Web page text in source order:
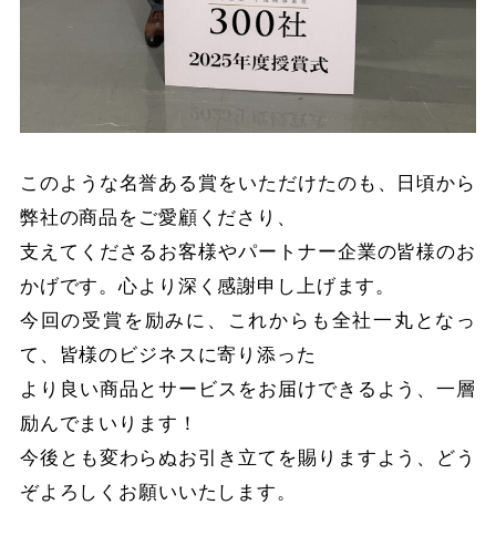
このような名誉ある賞をいただけたのも、日頃から
弊社の商品をご愛顧くださり、
支えてくださるお客様やパートナー企業の皆様のお
かげです。心より深く感謝申し上げます。
今回の受賞を励みに、これからも全社一丸となっ
て、皆様のビジネスに寄り添った
より良い商品とサービスをお届けできるよう、一層
励んでまいります！
今後とも変わらぬお引き立てを賜りますよう、どう
ぞよろしくお願いいたします。